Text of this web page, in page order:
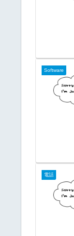
Software
電話